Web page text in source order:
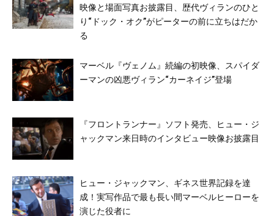
映像と場面写真お披露目、歴代ヴィランのひと
り“ドック・オク”がピーターの前に立ちはだか
る
マーベル『ヴェノム』続編の初映像、スパイダ
ーマンの凶悪ヴィラン“カーネイジ”登場
『フロントランナー』ソフト発売、ヒュー・ジ
ャックマン来日時のインタビュー映像お披露目
ヒュー・ジャックマン、ギネス世界記録を達
成！実写作品で最も長い間マーベルヒーローを
演じた役者に